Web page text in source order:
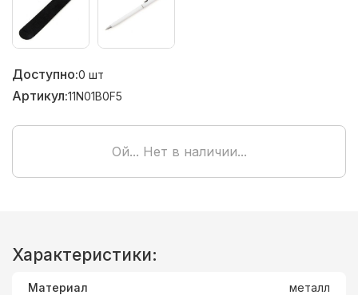
Доступно:0 шт
Артикул:11N01B0F5
Ой... Нет в наличии...
Характеристики:
Материал металл